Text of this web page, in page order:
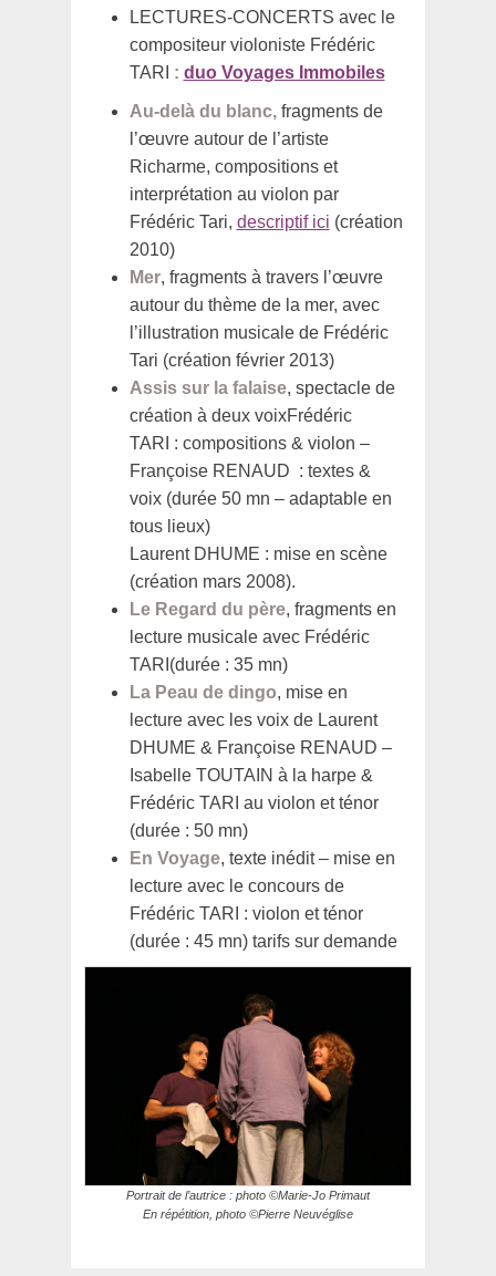
LECTURES-CONCERTS avec le
compositeur violoniste Frédéric
TARI : duo Voyages Immobiles
Au-delà du blanc, fragments de
l’œuvre autour de l’artiste
Richarme, compositions et
interprétation au violon par
Frédéric Tari, descriptif ici (création
2010)
Mer, fragments à travers l’œuvre
autour du thème de la mer, avec
l’illustration musicale de Frédéric
Tari (création février 2013)
Assis sur la falaise, spectacle de
création à deux voixFrédéric
TARI : compositions & violon –
Françoise RENAUD : textes &
voix (durée 50 mn – adaptable en
tous lieux)
Laurent DHUME : mise en scène
(création mars 2008).
Le Regard du père, fragments en
lecture musicale avec Frédéric
TARI(durée : 35 mn)
La Peau de dingo, mise en
lecture avec les voix de Laurent
DHUME & Françoise RENAUD –
Isabelle TOUTAIN à la harpe &
Frédéric TARI au violon et ténor
(durée : 50 mn)
En Voyage, texte inédit – mise en
lecture avec le concours de
Frédéric TARI : violon et ténor
(durée : 45 mn) tarifs sur demande
Portrait de l’autrice : photo ©Marie-Jo Primaut
En répétition, photo ©Pierre Neuvéglise